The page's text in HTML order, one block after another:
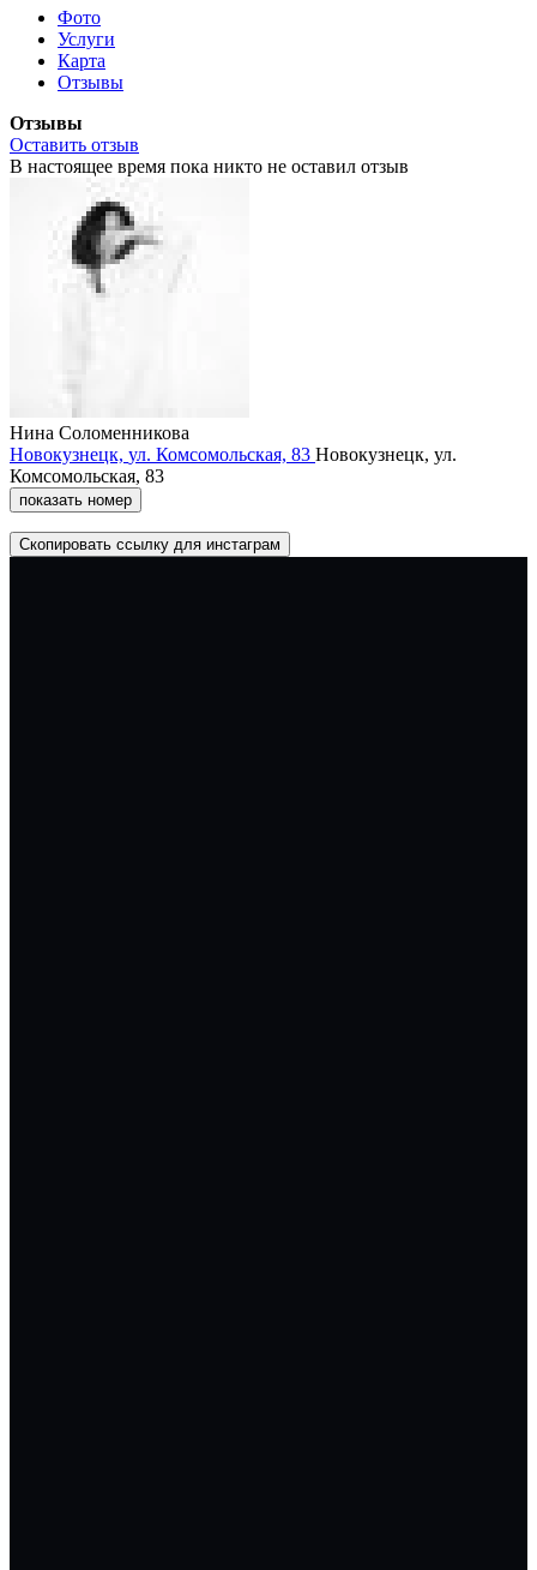
Фото
Услуги
Карта
Отзывы
Отзывы
Оставить отзыв
В настоящее время пока никто не оставил отзыв
Нина Соломенникова
Новокузнецк, ул. Комсомольская, 83 Новокузнецк, ул.
Комсомольская, 83
показать номер
Скопировать ссылку для инстаграм